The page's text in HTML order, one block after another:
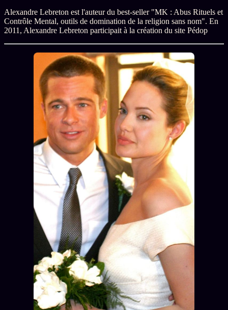
DÉTONATIONS POLITIQUE
TENDANCES
MACRONLEAKS SCANDALES
ALT NEWS GOSSIP
PRÉDICTIONS INFOFICTION
L'ORACLE Z/S
Chat Oracle
Oracle z/S
Oracle Analyse
24€
Oracle Éclair
Oracle Couples
Oracle Famille
Oracle Sigil Sonore
Alexandre Lebreton est l'auteur du best-seller "MK : Abus Rituels et
Contrôle Mental, outils de domination de la religion sans nom". En
2011, Alexandre Lebreton participait à la création du site Pédop